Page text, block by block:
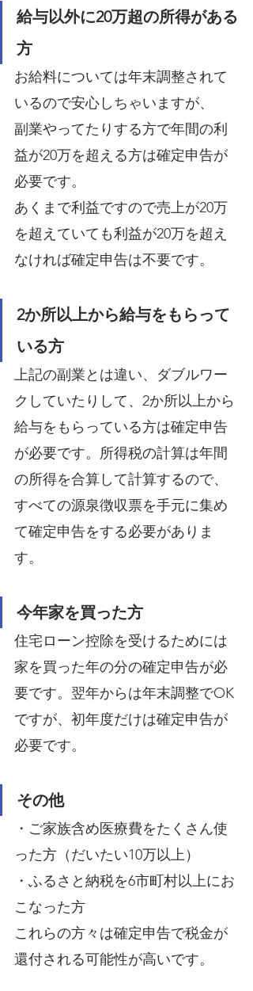
給与以外に20万超の所得がある
方
お給料については年末調整されて
いるので安心しちゃいますが、
副業やってたりする方で年間の利
益が20万を超える方は確定申告が
必要です。
あくまで利益ですので売上が20万
を超えていても利益が20万を超え
なければ確定申告は不要です。
2か所以上から給与をもらって
いる方
上記の副業とは違い、ダブルワー
クしていたりして、2か所以上から
給与をもらっている方は確定申告
が必要です。所得税の計算は年間
の所得を合算して計算するので、
すべての源泉徴収票を手元に集め
て確定申告をする必要がありま
す。
今年家を買った方
住宅ローン控除を受けるためには
家を買った年の分の確定申告が必
要です。翌年からは年末調整でOK
ですが、初年度だけは確定申告が
必要です。
その他
・ご家族含め医療費をたくさん使
った方（だいたい10万以上）
・ふるさと納税を6市町村以上にお
こなった方
これらの方々は確定申告で税金が
還付される可能性が高いです。